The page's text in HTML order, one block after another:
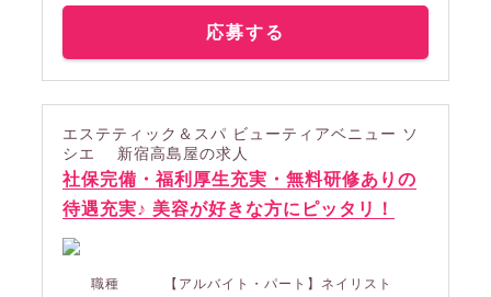
応募する
エステティック＆スパ ビューティアベニュー ソ
シエ 新宿高島屋の求人
社保完備・福利厚生充実・無料研修ありの
待遇充実♪ 美容が好きな方にピッタリ！
職種 【アルバイト・パート】ネイリスト